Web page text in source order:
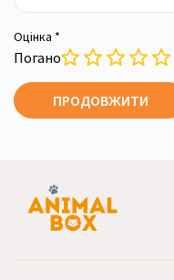
Оцінка *
Погано
ПРОДОВЖИТИ